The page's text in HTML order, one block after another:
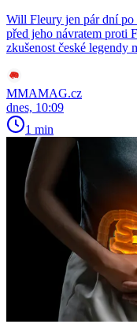
Will Fleury jen pár dní po
před jeho návratem proti
zkušenost české legendy
MMAMAG.cz
dnes, 10:09
1 min